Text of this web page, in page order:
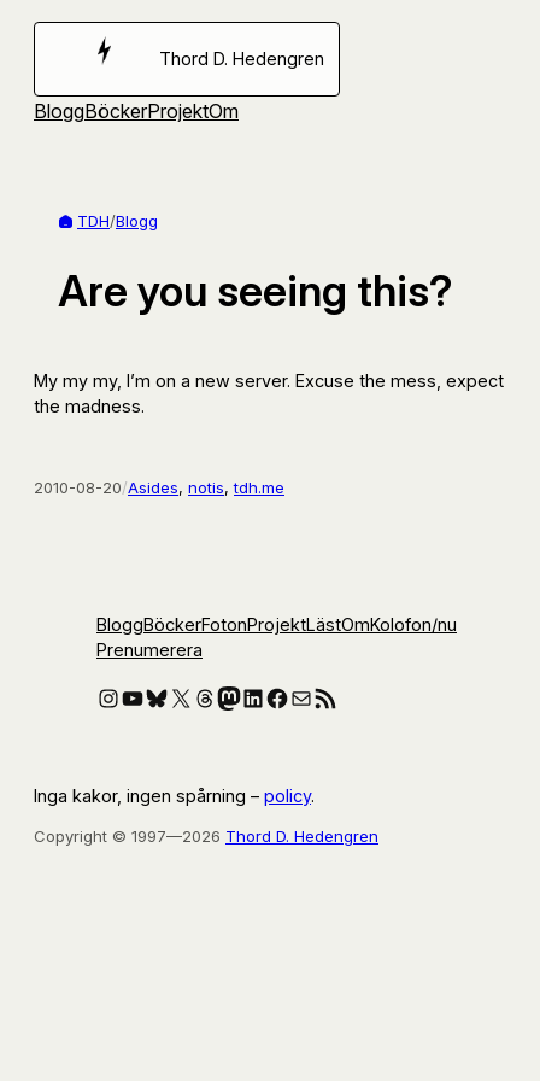
Hoppa
Thord D. Hedengren
BloggBöckerProjektOm
TDH/Blogg
Are you seeing this?
My my my, I’m on a new server. Excuse the mess, expect
the madness.
2010-08-20/Asides, notis, tdh.me
BloggBöckerFotonProjektLästOmKolofon/nu
Prenumerera
Instagram
YouTube
Bluesky
X Threads
Mastodon
LinkedIn
Facebook
E-postRSS-flöde
Inga kakor, ingen spårning – policy.
Copyright © 1997—2026 Thord D. Hedengren